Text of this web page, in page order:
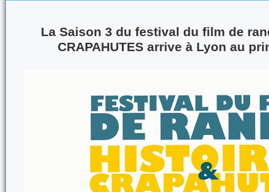
La Saison 3 du festival du film de
CRAPAHUTES arrive à Lyon au